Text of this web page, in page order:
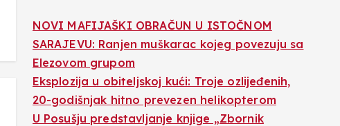
NOVI MAFIJAŠKI OBRAČUN U ISTOČNOM
SARAJEVU: Ranjen muškarac kojeg povezuju sa
Elezovom grupom
Eksplozija u obiteljskoj kući: Troje ozlijeđenih,
20-godišnjak hitno prevezen helikopterom
U Posušju predstavljanje knjige „Zbornik